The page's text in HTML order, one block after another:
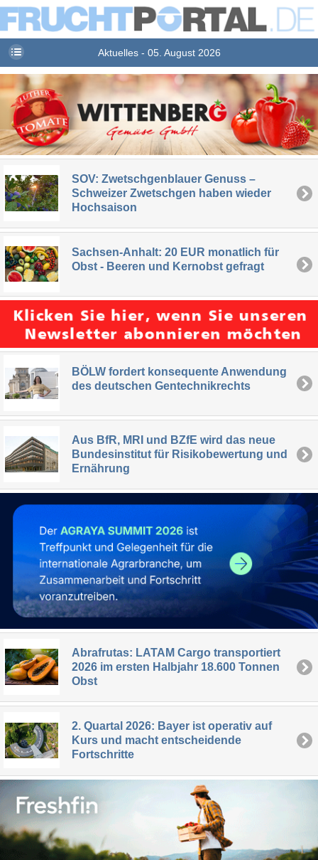
Aktuelles - 05. August 2026
SOV: Zwetschgenblauer Genuss –
Schweizer Zwetschgen haben wieder
Hochsaison
Sachsen-Anhalt: 20 EUR monatlich für
Obst - Beeren und Kernobst gefragt
BÖLW fordert konsequente Anwendung
des deutschen Gentechnikrechts
Aus BfR, MRI und BZfE wird das neue
Bundesinstitut für Risikobewertung und
Ernährung
Abrafrutas: LATAM Cargo transportiert
2026 im ersten Halbjahr 18.600 Tonnen
Obst
2. Quartal 2026: Bayer ist operativ auf
Kurs und macht entscheidende
Fortschritte